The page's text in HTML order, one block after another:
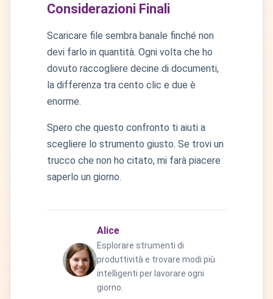
Considerazioni Finali
Scaricare file sembra banale finché non
devi farlo in quantità. Ogni volta che ho
dovuto raccogliere decine di documenti,
la differenza tra cento clic e due è
enorme.
Spero che questo confronto ti aiuti a
scegliere lo strumento giusto. Se trovi un
trucco che non ho citato, mi farà piacere
saperlo un giorno.
Alice
Esplorare strumenti di
produttività e trovare modi più
intelligenti per lavorare ogni
giorno.